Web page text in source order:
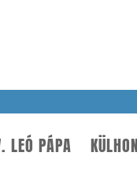
LEÓ PÁPA